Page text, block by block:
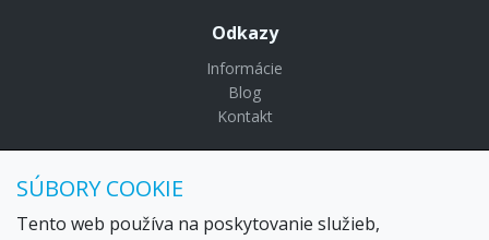
Odkazy
Informácie
Blog
Kontakt
Maldivy.sk je značkou
Sídlo:Lazaretská 29, Bratislava 81109
SÚBORY COOKIE
Tento web používa na poskytovanie služieb,